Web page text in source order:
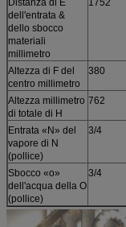
Distanza di E
dell'entrata &
dello sbocco
materiali
millimetro
1752
Altezza di F del
centro millimetro
380
Altezza millimetro
di totale di H
762
Entrata «N» del
vapore di N
(pollice)
3/4
Sbocco «o»
dell'acqua della O
(pollice)
3/4